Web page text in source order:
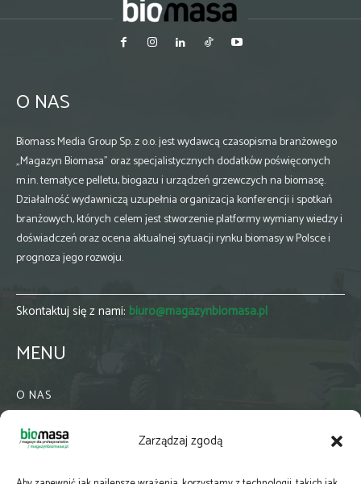
Zarządzaj zgodą
O NAS
Biomass Media Group Sp. z o.o. jest wydawcą czasopisma branżowego
„Magazyn Biomasa” oraz specjalistycznych dodatków poświęconych
m.in. tematyce pelletu, biogazu i urządzeń grzewczych na biomasę.
Działalność wydawniczą uzupełnia organizacja konferencji i spotkań
branżowych, których celem jest stworzenie platformy wymiany wiedzy i
doświadczeń oraz ocena aktualnej sytuacji rynku biomasy w Polsce i
prognoza jego rozwoju.
Skontaktuj się z nami: biuro@magazynbiomasa.pl
MENU
O NAS
WSPÓŁPRACA